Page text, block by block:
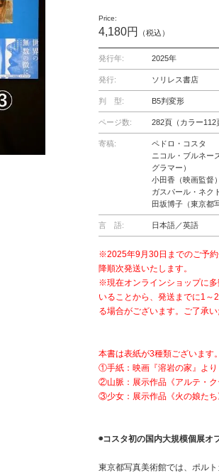
Price:
4,180円 （税込）
発行年: 2025年
発行: ソリレス書店
判 型: B5判変形
ページ数: 282頁（カラー112
寄稿:
ペドロ・コスタ
ニコル・ブルネー
グラマー）
小田香（映画監督）
ガスパール・ネク
田坂博子（東京都
言 語: 日本語／英語
※2025年9月30日までのご予
降順次発送いたします。
※現在オンラインショップに
いることから、発送までに1～
る場合がございます。ご了承い
本書は表紙が3種類ございます。
①手紙：映画『溶岩の家』より
②山脈：展示作品《アルテ・ク
③少女：展示作品《火の娘たち
◉コスタ初の国内大規模個展オ
東京都写真美術館では、ポル